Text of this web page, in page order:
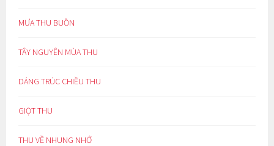
MƯA THU BUỒN
TÂY NGUYÊN MÙA THU
DÁNG TRÚC CHIỀU THU
GIỌT THU
THU VỀ NHUNG NHỚ